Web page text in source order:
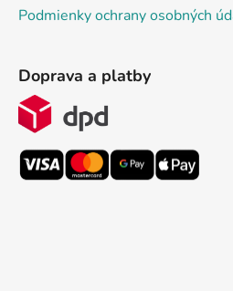
Podmienky ochrany osobných
Doprava a platby